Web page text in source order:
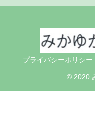
プライバシーポリシー
© 2020